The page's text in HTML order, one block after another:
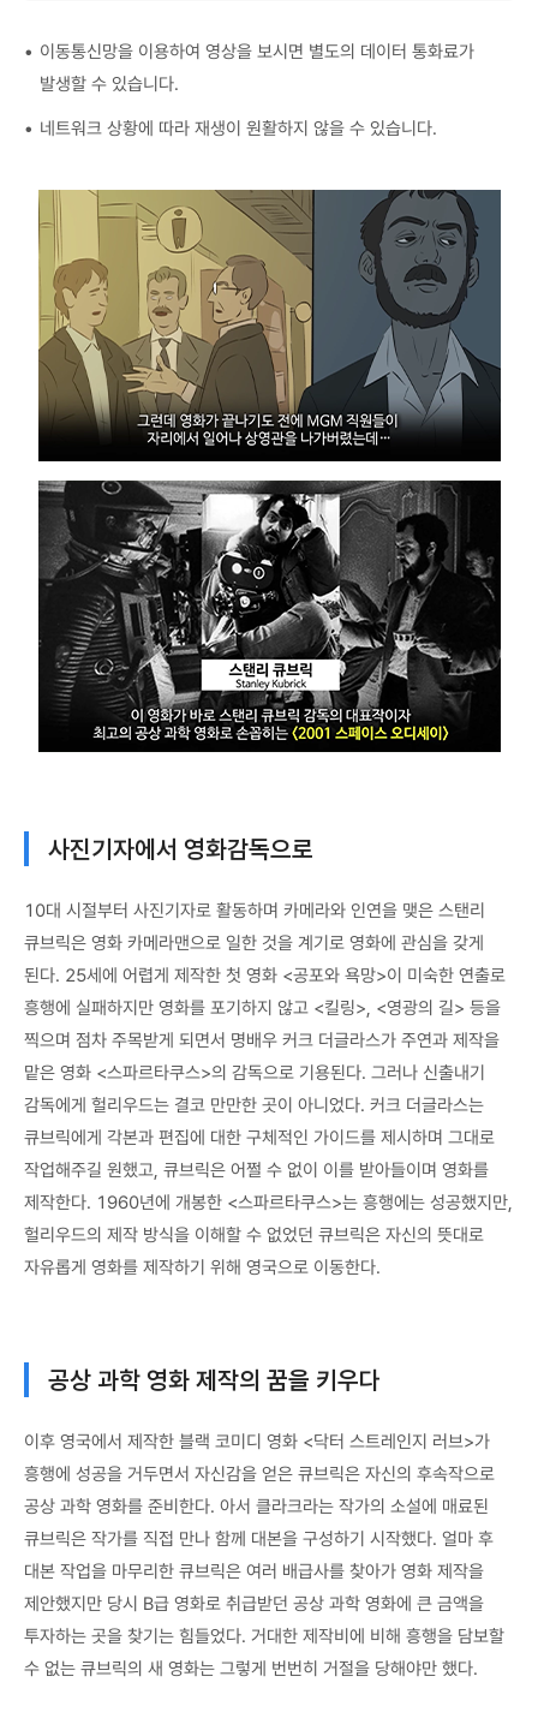
이동통신망을 이용하여 영상을 보시면 별도의 데이터 통화료가
발생할 수 있습니다.
네트워크 상황에 따라 재생이 원활하지 않을 수 있습니다.
사진기자에서 영화감독으로
10대 시절부터 사진기자로 활동하며 카메라와 인연을 맺은 스탠리
큐브릭은 영화 카메라맨으로 일한 것을 계기로 영화에 관심을 갖게
된다. 25세에 어렵게 제작한 첫 영화 <공포와 욕망>이 미숙한 연출로
흥행에 실패하지만 영화를 포기하지 않고 <킬링>, <영광의 길> 등을
찍으며 점차 주목받게 되면서 명배우 커크 더글라스가 주연과 제작을
맡은 영화 <스파르타쿠스>의 감독으로 기용된다. 그러나 신출내기
감독에게 헐리우드는 결코 만만한 곳이 아니었다. 커크 더글라스는
큐브릭에게 각본과 편집에 대한 구체적인 가이드를 제시하며 그대로
작업해주길 원했고, 큐브릭은 어쩔 수 없이 이를 받아들이며 영화를
제작한다. 1960년에 개봉한 <스파르타쿠스>는 흥행에는 성공했지만,
헐리우드의 제작 방식을 이해할 수 없었던 큐브릭은 자신의 뜻대로
자유롭게 영화를 제작하기 위해 영국으로 이동한다.
공상 과학 영화 제작의 꿈을 키우다
이후 영국에서 제작한 블랙 코미디 영화 <닥터 스트레인지 러브>가
흥행에 성공을 거두면서 자신감을 얻은 큐브릭은 자신의 후속작으로
공상 과학 영화를 준비한다. 아서 클라크라는 작가의 소설에 매료된
큐브릭은 작가를 직접 만나 함께 대본을 구성하기 시작했다. 얼마 후
대본 작업을 마무리한 큐브릭은 여러 배급사를 찾아가 영화 제작을
제안했지만 당시 B급 영화로 취급받던 공상 과학 영화에 큰 금액을
투자하는 곳을 찾기는 힘들었다. 거대한 제작비에 비해 흥행을 담보할
수 없는 큐브릭의 새 영화는 그렇게 번번히 거절을 당해야만 했다.